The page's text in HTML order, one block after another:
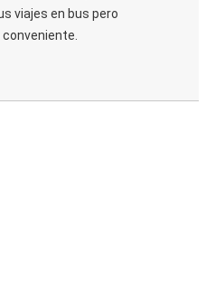
viajes en bus pero